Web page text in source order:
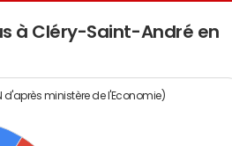
à Cléry-Saint-André en
d'après ministère de l'Economie)